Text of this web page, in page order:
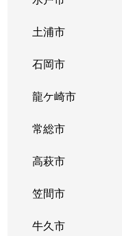
土浦市
石岡市
龍ケ崎市
常総市
高萩市
笠間市
牛久市